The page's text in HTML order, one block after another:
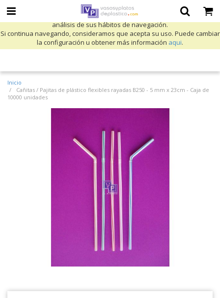
Utilizamos cookies propias y de terceros para mejorar nuestros servicios
y mostrarle publicidad relacionada con sus preferencias mediante el
análisis de sus hábitos de navegación.
Si continua navegando, consideramos que acepta su uso. Puede cambiar
la configuración u obtener más información aqui.
Inicio
Cañitas / Pajitas de plástico flexibles rayadas B250 - 5 mm x 23cm - Caja de
10000 unidades